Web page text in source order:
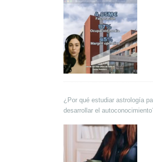
¿Por qué estudiar astrología
desarrollar el